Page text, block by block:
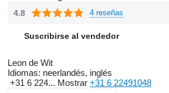
4.8 4 reseñas
Suscribirse al vendedor
Leon de Wit
Idiomas: neerlandés, inglés
+31 6 224... Mostrar +31 6 22491048